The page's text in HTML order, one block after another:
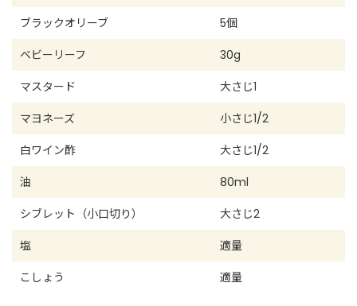
ブラックオリーブ
5個
ベビーリーフ
30g
マスタード
大さじ1
マヨネーズ
小さじ1/2
白ワイン酢
大さじ1/2
油
80ml
シブレット（小口切り）
大さじ2
塩
適量
こしょう
適量